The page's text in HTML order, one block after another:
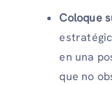
Coloque
en una
que no